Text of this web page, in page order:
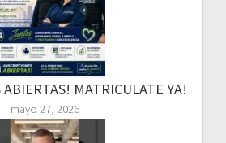
ABIERTAS! MATRICULATE YA!
mayo 27, 2026